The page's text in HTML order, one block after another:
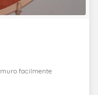
facilmente